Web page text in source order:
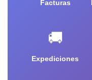
Facturas
🚚
Expediciones